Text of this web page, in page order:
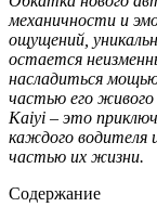
механичности и
ощущений,
остается
насладиться
частью его живого
Kaiyi – это
каждого водителя
частью их жизни.
Содержание